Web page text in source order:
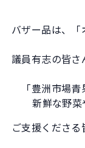
バザー品は、
議員有志の皆さ
「豊洲市場
新鮮な野菜
ご支援くださ